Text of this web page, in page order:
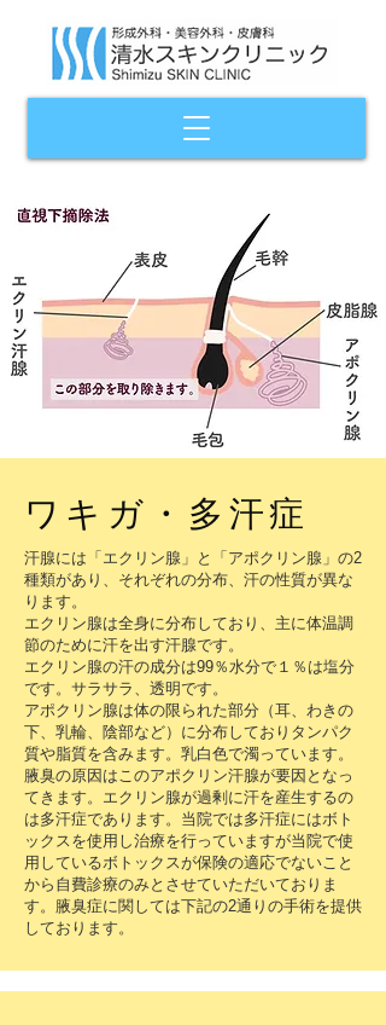
ワキガ・多汗症
汗腺には「エクリン腺」と「アポクリン腺」の2
種類があり、それぞれの分布、汗の性質が異な
ります。
エクリン腺は全身に分布しており、主に体温調
節のために汗を出す汗腺です。
エクリン腺の汗の成分は99％水分で１％は塩分
です。サラサラ、透明です。
アポクリン腺は体の限られた部分（耳、わきの
下、乳輪、陰部など）に分布しておりタンパク
質や脂質を含みます。乳白色で濁っています。
腋臭の原因はこのアポクリン汗腺が要因となっ
てきます。エクリン腺が過剰に汗を産生するの
は多汗症であります。当院では多汗症にはボト
ックスを使用し治療を行っていますが当院で使
用しているボトックスが保険の適応でないこと
から自費診療のみとさせていただいておりま
す。腋臭症に関しては下記の2通りの手術を提供
しております。